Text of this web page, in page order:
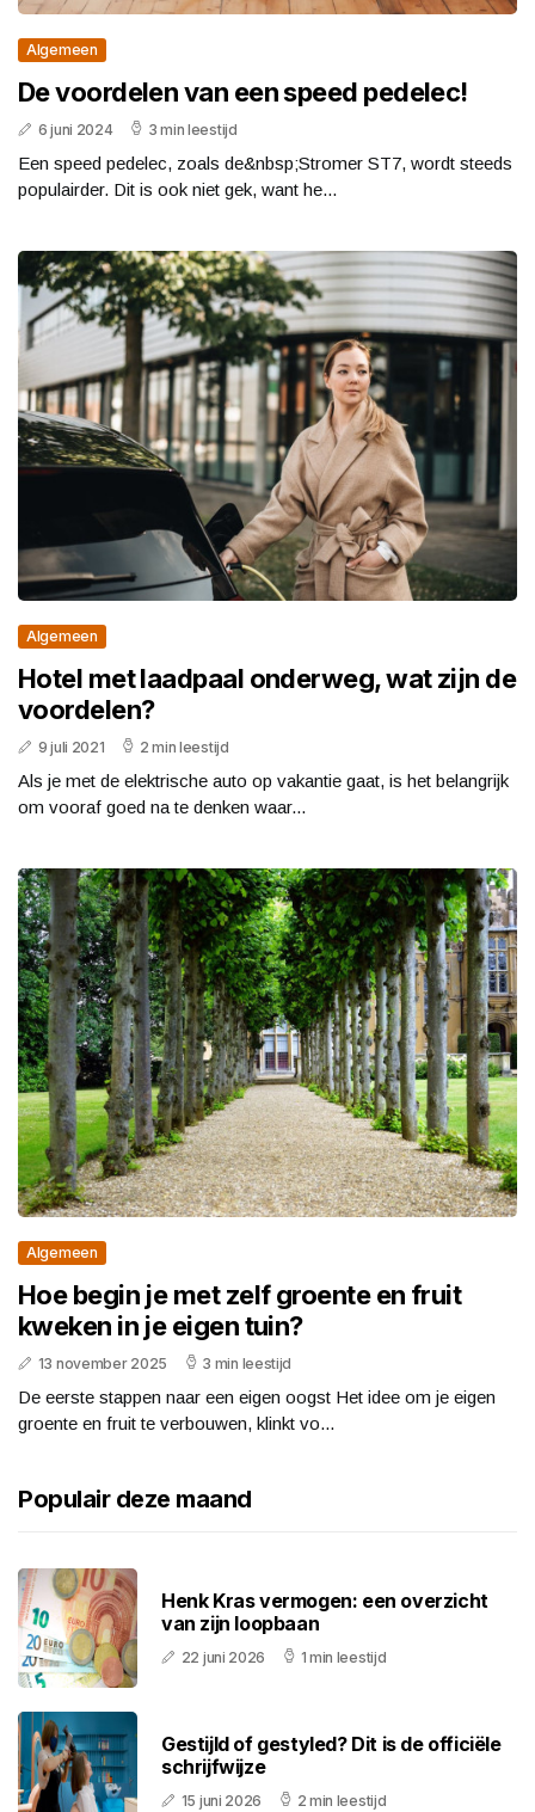
Algemeen
De voordelen van een speed pedelec!
6 juni 2024 3 min leestijd
Een speed pedelec, zoals de&nbsp;Stromer ST7, wordt steeds
populairder. Dit is ook niet gek, want he...
Algemeen
Hotel met laadpaal onderweg, wat zijn de
voordelen?
9 juli 2021 2 min leestijd
Als je met de elektrische auto op vakantie gaat, is het belangrijk
om vooraf goed na te denken waar...
Algemeen
Hoe begin je met zelf groente en fruit
kweken in je eigen tuin?
13 november 2025 3 min leestijd
De eerste stappen naar een eigen oogst Het idee om je eigen
groente en fruit te verbouwen, klinkt vo...
Populair deze maand
Henk Kras vermogen: een overzicht
van zijn loopbaan
22 juni 2026 1 min leestijd
Gestijld of gestyled? Dit is de officiële
schrijfwijze
15 juni 2026 2 min leestijd